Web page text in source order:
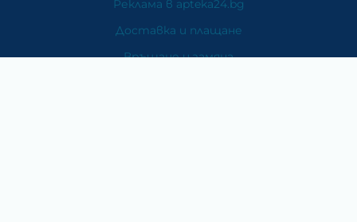
Реклама в apteka24.bg
Доставка и плащане
Връщане и замяна